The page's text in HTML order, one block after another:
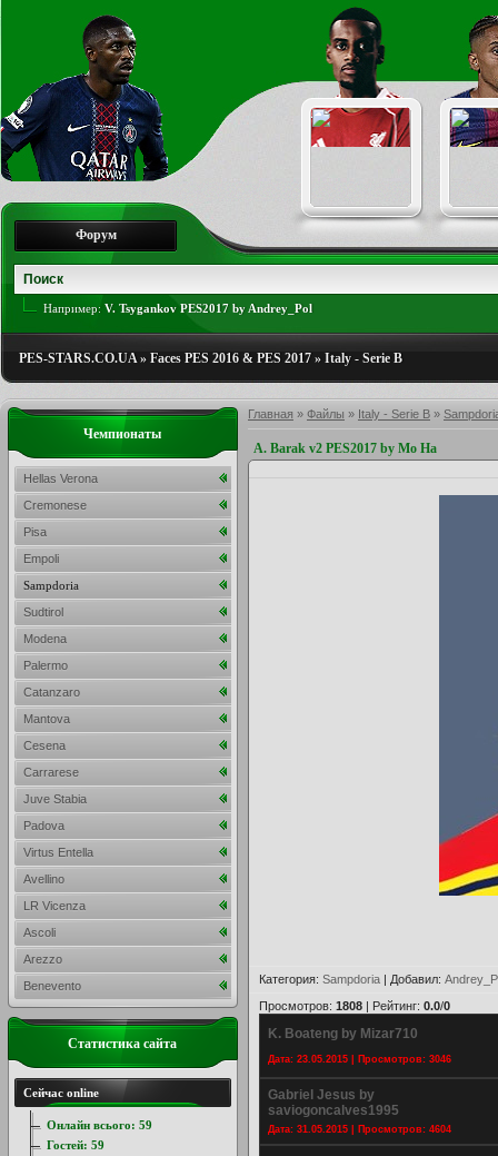
Форум
Например: V. Tsygankov PES2017 by Andrey_Pol
PES-STARS.CO.UA» Faces PES 2016 & PES 2017 » Italy - Serie B
Главная » Файлы » Italy - Serie B »
A. Barak v2 PES2017 by Mo Ha
Категория: Sampdoria | Добавил:
Просмотров: 1808 | Рейтинг: 0.0/0
K. Boateng by Mizar710
Дата: 23.05.2015 | Просмотров: 3046
Gabriel Jesus by
saviogoncalves1995
Дата: 31.05.2015 | Просмотров: 4604
Чемпионаты
Hellas Verona
Cremonese
Pisa
Empoli
Sampdoria
Sudtirol
Modena
Palermo
Catanzaro
Mantova
Cesena
Carrarese
Juve Stabia
Padova
Virtus Entella
Avellino
LR Vicenza
Ascoli
Arezzo
Benevento
Статистика сайта
Сейчас online
Онлайн всього: 59
Гостей: 59